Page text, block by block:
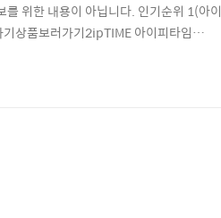
위한 내용이 아닙니다. 인기순위 1(아이
상품보러가기2ipTIME 아이피타임
문시)스마트포유네이버페이가맹점찜하